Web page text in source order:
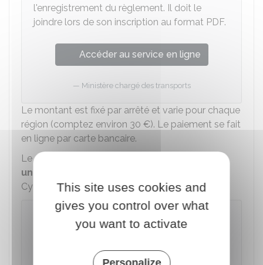
l'enregistrement du règlement. Il doit le
joindre lors de son inscription au format PDF.
Accéder au service en ligne
Ministère chargé des transports
Le montant est fixé par arrêté et varie pour chaque
région (comptez environ 30 €). Le paiement se fait
en ligne par carte bancaire.
Ledossier complet d'inscription
uniquement en ligne
Cyclades du ministère de l'Éducation nationale.
À noter
En cas d'impossibilité pour s'inscrire par
demande écrite de pré-inscription auprès du
This site uses cookies and
gives you control over what
you want to activate
Personalize